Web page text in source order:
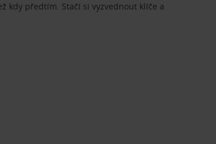
kdy předtím. Stačí si vyzvednout klíče a